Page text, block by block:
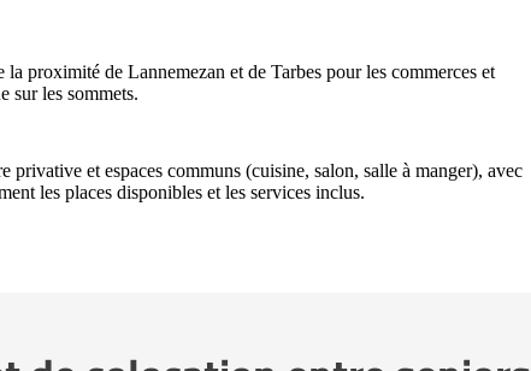
proximité de Lannemezan et de Tarbes pour les commerces et
sur les sommets.
et espaces communs (cuisine, salon, salle à manger), avec
les places disponibles et les services inclus.